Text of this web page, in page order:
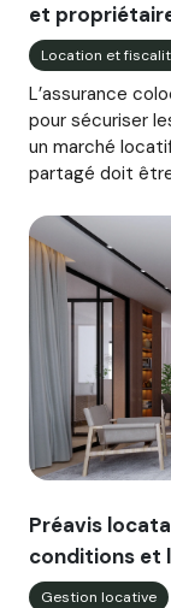
et
Location et
L’assurance
pour sécuriser
un marché
partagé doit
Image illustrant
Préavis
conditions et
Gestion locative